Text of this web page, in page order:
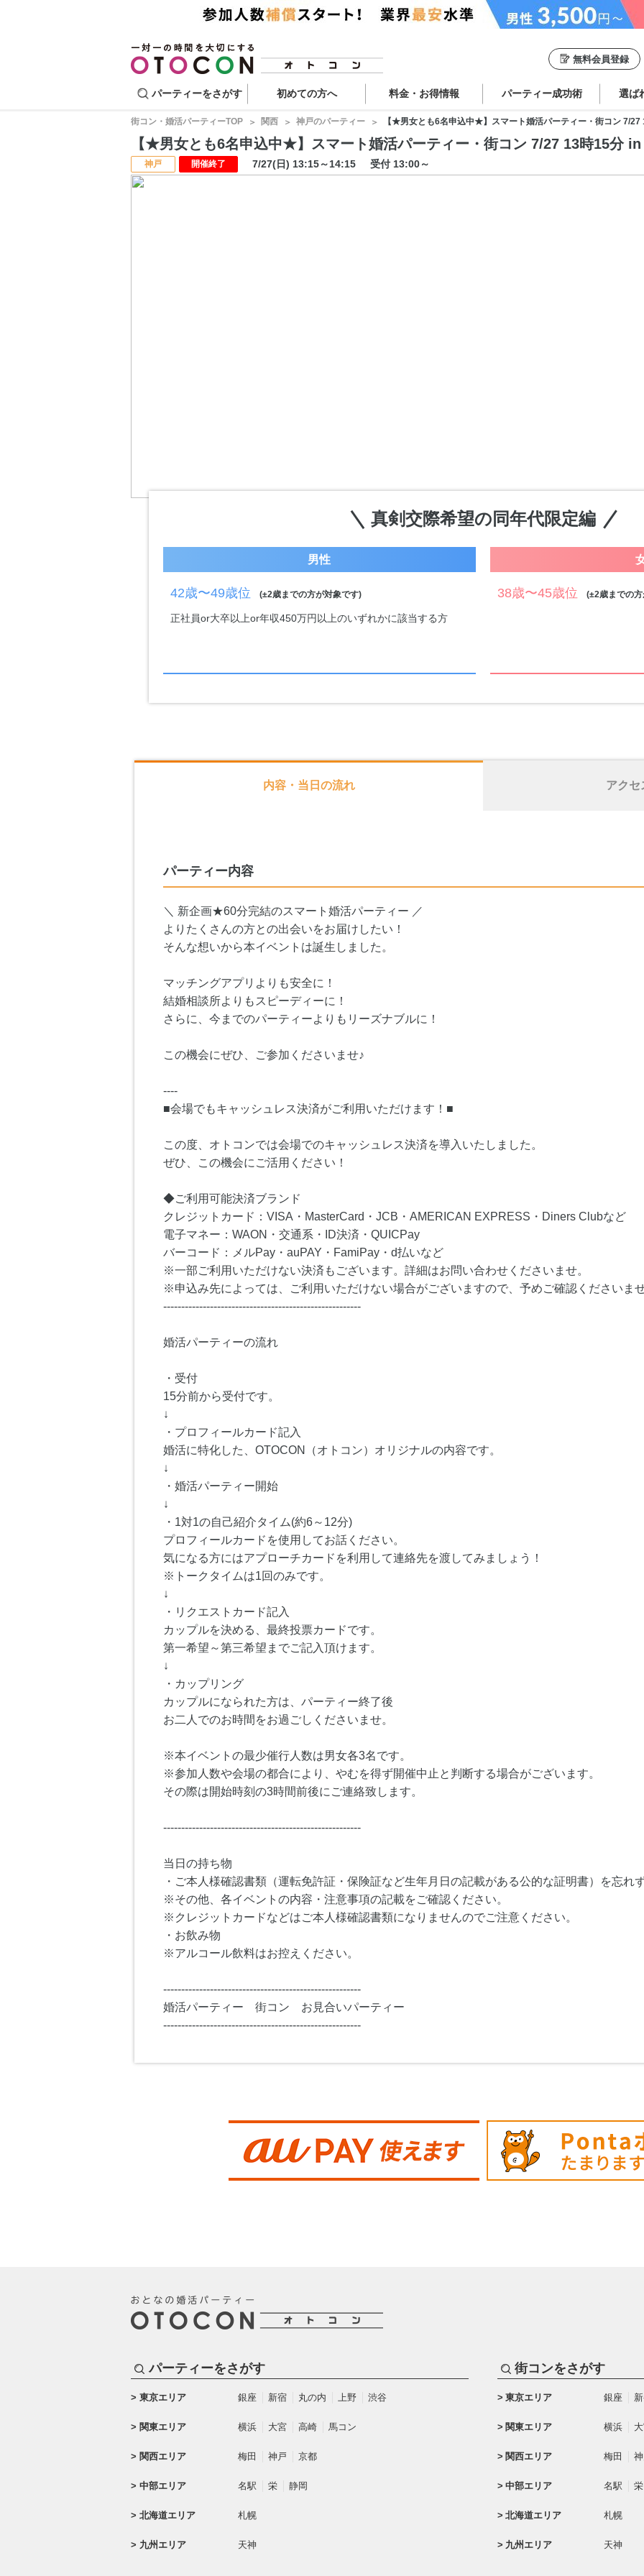
無料会員登録
パーティーをさがす 初めての方へ 料金・お得情報 パーティー成功術 選ば
街コン・婚活パーティーTOP 関西 神戸のパーティー 【★男女とも6名申込中★】スマート婚活パーティー・街コン 7/27
【★男女とも6名申込中★】スマート婚活パーティー・街コン 7/27 13時15分
神戸 開催終了 7/27(日) 13:15～14:15 受付 13:00～
真剣交際希望の同年代限定編
男性
42歳〜49歳位 (±2歳までの方が対象です)
正社員or大卒以上or年収450万円以上のいずれかに該当する方
38歳〜45歳位 (±2歳までの方
内容・当日の流れ アクセ
パーティー内容
＼ 新企画★60分完結のスマート婚活パーティー ／
よりたくさんの方との出会いをお届けしたい！
そんな想いから本イベントは誕生しました。
マッチングアプリよりも安全に！
結婚相談所よりもスピーディーに！
さらに、今までのパーティーよりもリーズナブルに！
この機会にぜひ、ご参加くださいませ♪
----
■会場でもキャッシュレス決済がご利用いただけます！■
この度、オトコンでは会場でのキャッシュレス決済を導入いたしました。
ぜひ、この機会にご活用ください！
◆ご利用可能決済ブランド
クレジットカード：VISA・MasterCard・JCB・AMERICAN EXPRESS・Diners Clubなど
電子マネー：WAON・交通系・ID決済・QUICPay
バーコード：メルPay・auPAY・FamiPay・d払いなど
※一部ご利用いただけない決済もございます。詳細はお問い合わせくださいませ。
※申込み先によっては、ご利用いただけない場合がございますので、予めご確認くださいま
-------------------------------------------------------
婚活パーティーの流れ
・受付
15分前から受付です。
↓
・プロフィールカード記入
婚活に特化した、OTOCON（オトコン）オリジナルの内容です。
↓
・婚活パーティー開始
↓
・1対1の自己紹介タイム(約6～12分)
プロフィールカードを使用してお話ください。
気になる方にはアプローチカードを利用して連絡先を渡してみましょう！
※トークタイムは1回のみです。
↓
・リクエストカード記入
カップルを決める、最終投票カードです。
第一希望～第三希望までご記入頂けます。
↓
・カップリング
カップルになられた方は、パーティー終了後
お二人でのお時間をお過ごしくださいませ。
※本イベントの最少催行人数は男女各3名です。
※参加人数や会場の都合により、やむを得ず開催中止と判断する場合がございます。
その際は開始時刻の3時間前後にご連絡致します。
-------------------------------------------------------
当日の持ち物
・ご本人様確認書類（運転免許証・保険証など生年月日の記載がある公的な証明書）を忘れ
※その他、各イベントの内容・注意事項の記載をご確認ください。
※クレジットカードなどはご本人様確認書類になりませんのでご注意ください。
・お飲み物
※アルコール飲料はお控えください。
-------------------------------------------------------
婚活パーティー 街コン お見合いパーティー
-------------------------------------------------------
パーティーをさがす
東京エリア 銀座 新宿 丸の内 上野 渋谷
関東エリア 横浜 大宮 高崎 馬コン
関西エリア 梅田 神戸 京都
中部エリア 名駅 栄 静岡
北海道エリア 札幌
九州エリア 天神
街コンをさがす
東京エリア 銀座
関東エリア 横浜
関西エリア 梅田
中部エリア 名駅 栄
北海道エリア 札幌
九州エリア 天神